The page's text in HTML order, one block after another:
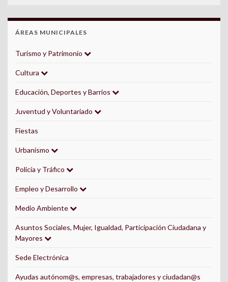
ÁREAS MUNICIPALES
Turismo y Patrimonio
Cultura
Educación, Deportes y Barrios
Juventud y Voluntariado
Fiestas
Urbanismo
Policía y Tráfico
Empleo y Desarrollo
Medio Ambiente
Asuntos Sociales, Mujer, Igualdad, Participación Ciudadana y
Mayores
Sede Electrónica
Ayudas autónom@s, empresas, trabajadores y ciudadan@s